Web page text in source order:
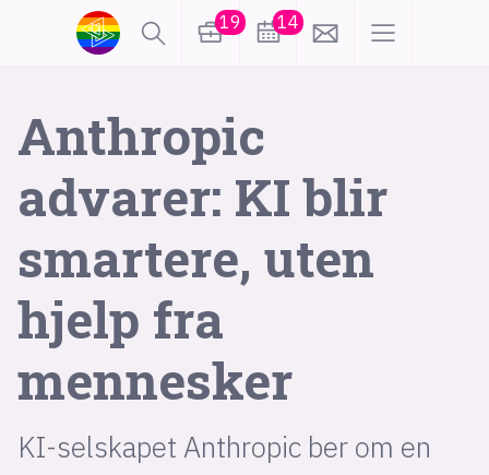
19 14
Anthropic
advarer: KI blir
smartere, uten
hjelp fra
mennesker
KI-selskapet Anthropic ber om en
lønn
karriere
meninger
utdanning sikkerhet
kontor
frontend
backend